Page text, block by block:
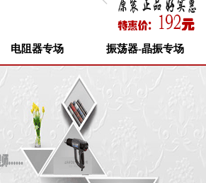
电阻器专场 振荡器-晶振专场